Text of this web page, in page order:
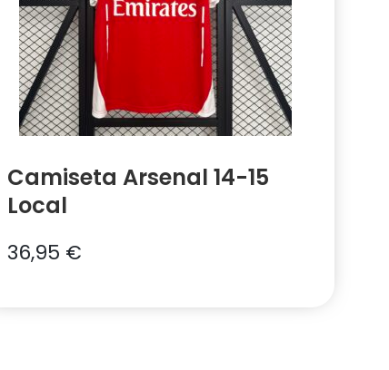
Camiseta Arsenal 14-15
Local
36,95 €